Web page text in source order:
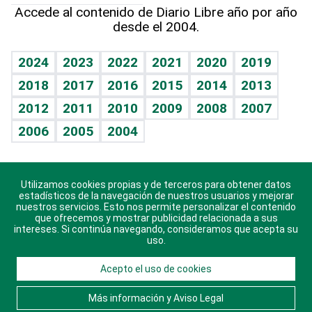
Vida y familia
Eñe
Celebrando la vida
Sin complejos
En pocas palabras
Escuchando al corazón
Economía Personal
TBT Deportivo
Guía del dinero
Cumpleaños
Horóscopos
Crucigramas
Accede al contenido de Diario Libre año por año
desde el 2004.
2024 2023 2022 2021 2020
2019
2018
2017 2016 2015 2014
2013
2012
2011 2010 2009 2008
2007
2006
2005 2004
Descarga nuestras aplicaciones para Android, iOS y
sistema Huawei.
© 2021 Diario Libre, todos los derechos reservados.
Consulta elAviso Legal. Ponte en Contacto
Utilizamos cookies propias y de terceros para obtener datos
estadísticos de la navegación de nuestros usuarios y mejorar
nuestros servicios. Esto nos permite personalizar el contenido
que ofrecemos y mostrar publicidad relacionada a sus
intereses. Si continúa navegando, consideramos que acepta su
uso.
Acepto el uso de cookies
Más información y Aviso Legal